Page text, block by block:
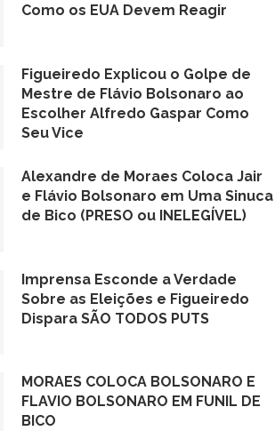
Como os EUA Devem Reagir
Figueiredo Explicou o Golpe de
Mestre de Flávio Bolsonaro ao
Escolher Alfredo Gaspar Como
Seu Vice
Alexandre de Moraes Coloca Jair
e Flávio Bolsonaro em Uma Sinuca
de Bico (PRESO ou INELEGÍVEL)
Imprensa Esconde a Verdade
Sobre as Eleições e Figueiredo
Dispara SÃO TODOS PUTS
MORAES COLOCA BOLSONARO E
FLAVIO BOLSONARO EM FUNIL DE
BICO